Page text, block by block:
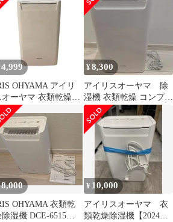
4,999
OHYAMA アイリ
オーヤマ 衣類乾燥機
機 2020年製
¥8,300
アイリスオーヤマ 除
湿機 衣類乾燥 コンプレ
ッサー式 強力 タイマー
付
8,000
OHYAMA 衣類乾
除湿機 DCE-6515
¥ 10,000
アイリスオーヤマ 衣
類乾燥除湿機【2024年